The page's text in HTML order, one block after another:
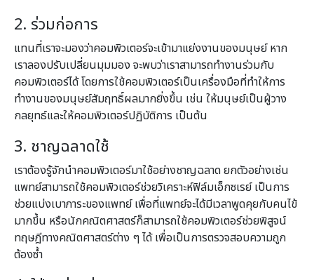
2. ร่วมก่อการ
แทนที่เราจะมองว่าคอมพิวเตอร์จะเข้ามาแย่งงานของมนุษย์ หาก
เราลองปรับเปลี่ยนมุมมอง จะพบว่าเราสามารถทำงานร่วมกับ
คอมพิวเตอร์ได้ โดยการใช้คอมพิวเตอร์เป็นเครื่องมือที่ทำให้การ
ทำงานของมนุษย์สัมฤทธิ์ผลมากยิ่งขึ้น เช่น ให้มนุษย์เป็นผู้วาง
กลยุทธ์และให้คอมพิวเตอร์ปฏิบัติการ เป็นต้น
3. ชาญฉลาดใช้
เราต้องรู้จักนำคอมพิวเตอร์มาใช้อย่างชาญฉลาด ยกตัวอย่างเช่น
แพทย์สามารถใช้คอมพิวเตอร์ช่วยวิเคราะห์ฟิล์มเอ็กซเรย์ เป็นการ
ช่วยแบ่งเบาภาระของแพทย์ เพื่อที่แพทย์จะได้มีเวลาพูดคุยกับคนไข้
มากขึ้น หรือนักคณิตศาสตร์ก็สามารถใช้คอมพิวเตอร์ช่วยพิสูจน์
ทฤษฎีทางคณิตศาสตร์ต่าง ๆ ได้ เพื่อเป็นการตรวจสอบความถูก
ต้องซ้ำ